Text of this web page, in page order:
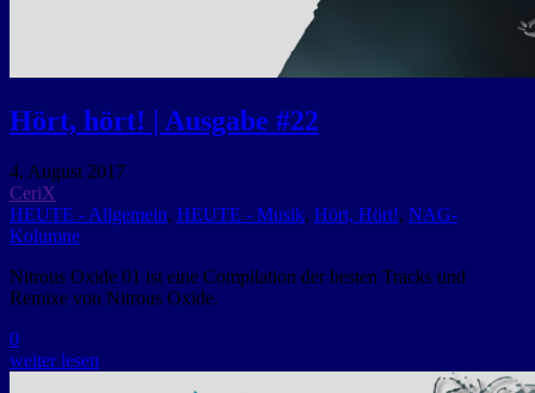
Hört, hört! | Ausgabe #22
4. August 2017
CeriX
HEUTE - Allgemein, HEUTE - Musik, Hört, Hört!, NAG-
Kolumne
Nitrous Oxide 01 ist eine Compilation der besten Tracks und
Remixe von Nitrous Oxide.
0
weiter lesen